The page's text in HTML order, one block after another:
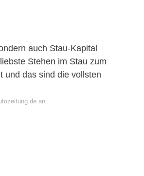
auch Stau-Kapital
Stehen im Stau zum
und das sind die vollsten
an